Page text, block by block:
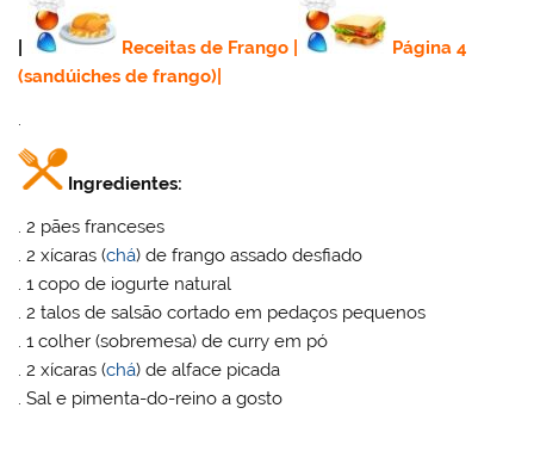
Receitas de Frango
Página 4
(sandúiches de frango)
.
Ingredientes:
. 2 pães franceses
. 2 xícaras (chá) de frango assado desfiado
. 1 copo de iogurte natural
. 2 talos de salsão cortado em pedaços pequenos
. 1 colher (sobremesa) de curry em pó
. 2 xícaras (chá) de alface picada
. Sal e pimenta-do-reino a gosto